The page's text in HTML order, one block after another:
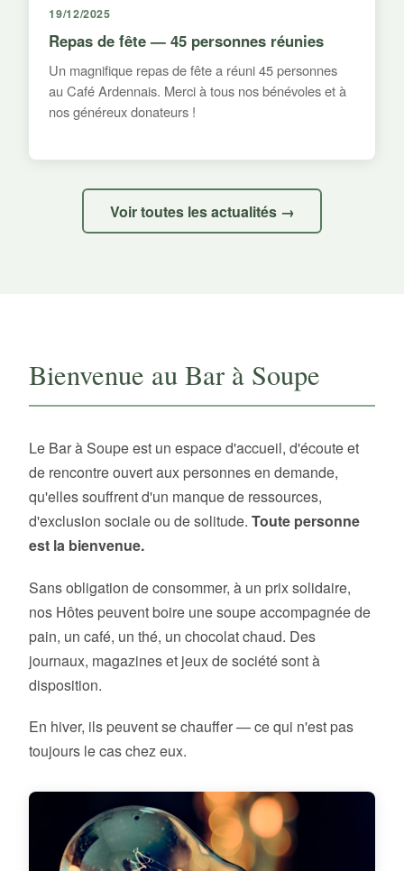
19/12/2025
Repas de fête — 45 personnes réunies
Un magnifique repas de fête a réuni 45 personnes
au Café Ardennais. Merci à tous nos bénévoles et à
nos généreux donateurs !
Voir toutes les actualités →
Bienvenue au Bar à Soupe
Le Bar à Soupe est un espace d'accueil, d'écoute et
de rencontre ouvert aux personnes en demande,
qu'elles souffrent d'un manque de ressources,
d'exclusion sociale ou de solitude. Toute personne
est la bienvenue.
Sans obligation de consommer, à un prix solidaire,
nos Hôtes peuvent boire une soupe accompagnée de
pain, un café, un thé, un chocolat chaud. Des
journaux, magazines et jeux de société sont à
disposition.
En hiver, ils peuvent se chauffer — ce qui n'est pas
toujours le cas chez eux.